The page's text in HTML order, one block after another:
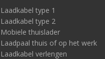
Laadkabel type 1
Laadkabel type 2
Mobiele thuislader
Laadpaal thuis of op het werk
Laadkabel verlengen